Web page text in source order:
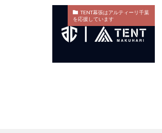
TENT幕張はアルティーリ千葉
を応援しています